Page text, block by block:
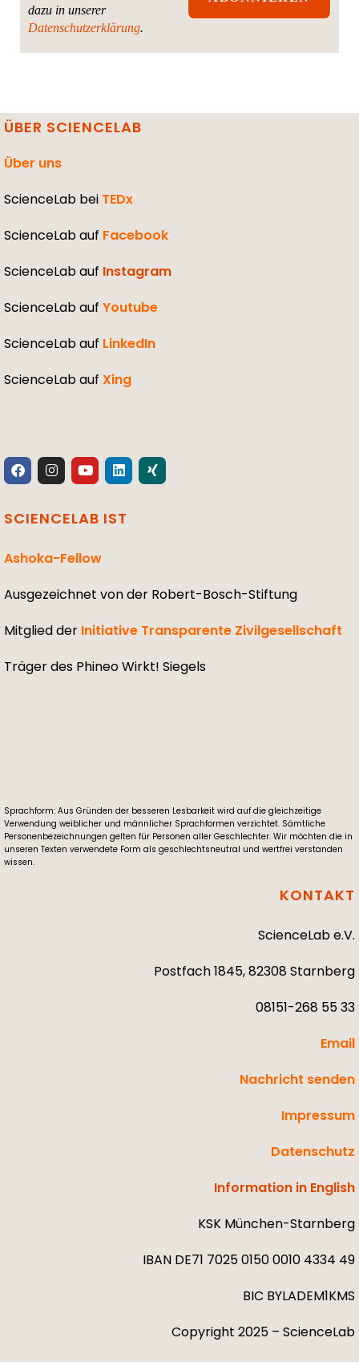
dazu in unserer
Datenschutzerklärung.
ÜBER SCIENCELAB
Über uns
ScienceLab bei TEDx
ScienceLab auf Facebook
ScienceLab auf Instagram
ScienceLab auf Youtube
ScienceLab auf LinkedIn
ScienceLab auf Xing
SCIENCELAB IST
Ashoka-Fellow
Ausgezeichnet von der Robert-Bosch-Stiftung
Mitglied der Initiative Transparente Zivilgesellschaft
Träger des Phineo Wirkt! Siegels
Sprachform: Aus Gründen der besseren Lesbarkeit wird auf die gleichzeitige
Verwendung weiblicher und männlicher Sprachformen verzichtet. Sämtliche
Personenbezeichnungen gelten für Personen aller Geschlechter. Wir möchten die in
unseren Texten verwendete Form als geschlechtsneutral und wertfrei verstanden
wissen.
KONTAKT
ScienceLab e.V.
Postfach 1845, 82308 Starnberg
08151-268 55 33
Email
Nachricht senden
Impressum
Datenschutz
Information in English
KSK München-Starnberg
IBAN DE71 7025 0150 0010 4334 49
BIC BYLADEM1KMS
Copyright 2025 – ScienceLab